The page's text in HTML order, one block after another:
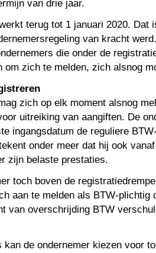
van drie jaar.
terug tot 1 januari 2020. Dat
van kracht
die onder de
om zich te melden, zich alsnog
zich op elk moment alsnog
uitreiking van aangiften. De
ingangsdatum de reguliere
onder meer dat hij ook
zijn belaste prestaties.
toch boven de
aan te melden als BTW-plichtig
van overschrijding BTW
kan de ondernemer kiezen voor